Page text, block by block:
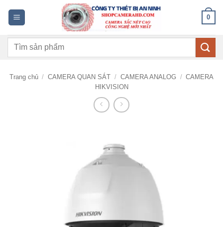
dung
0
Tìm
Trang chủ / CAMERA QUAN SÁT / CAMERA ANALOG / CAMERA
HIKVISION